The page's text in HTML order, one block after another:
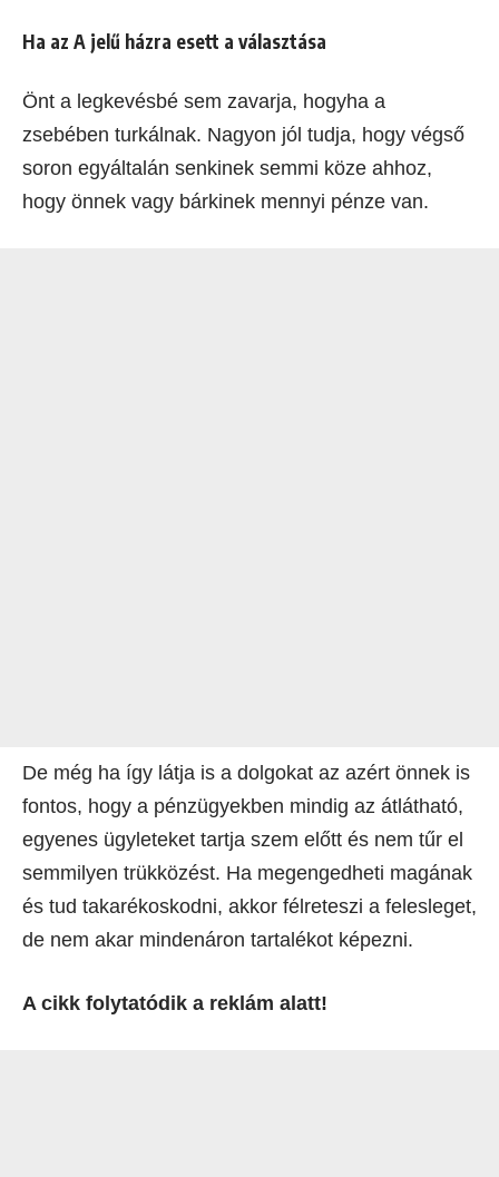
Ha az A jelű házra esett a választása
Önt a legkevésbé sem zavarja, hogyha a
zsebében turkálnak. Nagyon jól tudja, hogy végső
soron egyáltalán senkinek semmi köze ahhoz,
hogy önnek vagy bárkinek mennyi pénze van.
De még ha így látja is a dolgokat az azért önnek is
fontos, hogy a pénzügyekben mindig az átlátható,
egyenes ügyleteket tartja szem előtt és nem tűr el
semmilyen trükközést. Ha megengedheti magának
és tud takarékoskodni, akkor félreteszi a felesleget,
de nem akar mindenáron tartalékot képezni.
A cikk folytatódik a reklám alatt!